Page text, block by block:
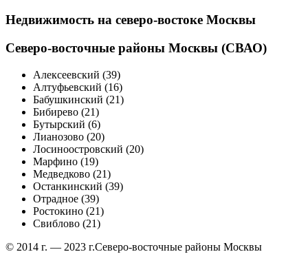
Недвижимость на северо-востоке Москвы
Северо-восточные районы Москвы (СВАО)
Алексеевский (39)
Алтуфьевский (16)
Бабушкинский (21)
Бибирево (21)
Бутырский (6)
Лианозово (20)
Лосиноостровский (20)
Марфино (19)
Медведково (21)
Останкинский (39)
Отрадное (39)
Ростокино (21)
Свиблово (21)
© 2014 г. — 2023 г.Северо-восточные районы Москвы